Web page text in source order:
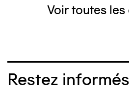
Voir toutes
Restez